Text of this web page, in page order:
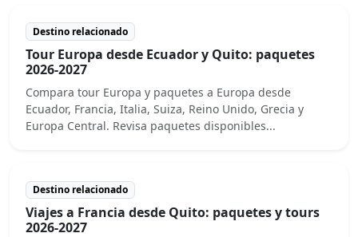
Destino relacionado
Tour Europa desde Ecuador y Quito: paquetes
2026-2027
Compara tour Europa y paquetes a Europa desde
Ecuador, Francia, Italia, Suiza, Reino Unido, Grecia y
Europa Central. Revisa paquetes disponibles...
Destino relacionado
Viajes a Francia desde Quito: paquetes y tours
2026-2027